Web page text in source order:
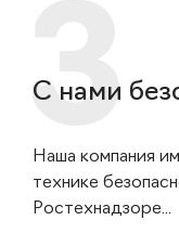
С нами
Наша компания
технике
Ростехнадзоре...